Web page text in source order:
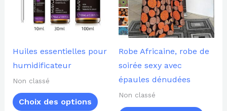
Huiles essentielles pour
humidificateur
Non classé
Choix des options
variations.
Les
options
peuvent
choisies
la
Robe Africaine, robe de
soirée sexy avec
épaules dénudées
Non classé
Les